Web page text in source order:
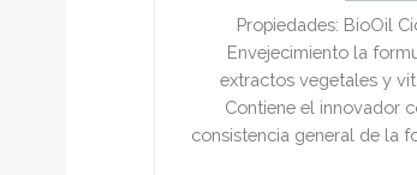
Propiedades: BioOil
Envejecimiento la
extractos vegetales y
Contiene el innovador
consistencia general de la